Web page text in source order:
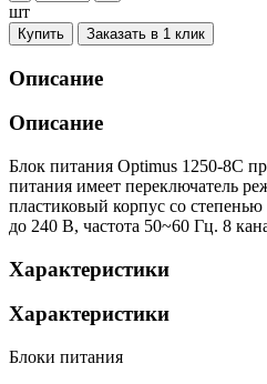
шт
Купить Заказать в 1 клик
Описание
Описание
Блок питания Optimus 1250-8C
питания имеет переключатель
пластиковый корпус со
до 240 В, частота 50~60 Гц. 8
Характеристики
Характеристики
Блоки питания